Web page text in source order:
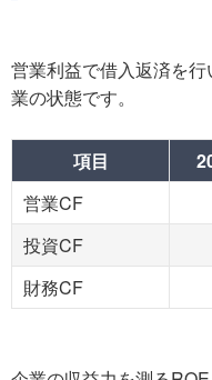
営業利益で借入返済を
業の状態です。
項目
営業CF
投資CF
財務CF